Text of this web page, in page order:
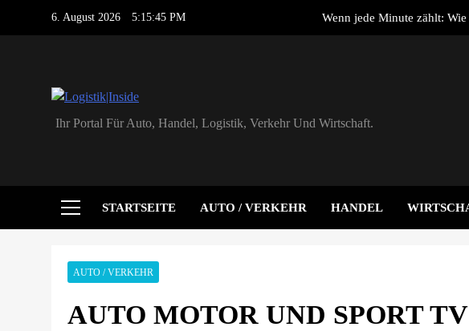
6. August 2026 5:15:45 PM
Wenn jede Minute zählt:
Mit vereinten Kräften für den
PLAN-B NET ZERO verdoppelt
Logistik|Inside
Ihr Portal Für Auto, Handel, Logistik, Verkehr Und Wirtschaft.
STARTSEITE AUTO / VERKEHR HANDEL
AUTO / VERKEHR
AUTO MOTOR UND SPORT